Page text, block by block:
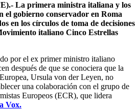
La primera ministra italiana y los
el gobierno conservador en Roma
en los círculos de toma de decisiones
italiano Cinco Estrellas
por el ex primer ministro italiano
después de que se conociera que la
Ursula von der Leyen, no
una colaboración con el grupo de
Europeos (ECR), que lidera
Vox.